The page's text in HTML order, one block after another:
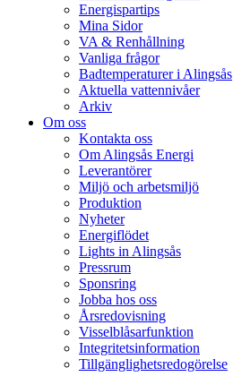
Energispartips
Mina Sidor
VA & Renhållning
Vanliga frågor
Badtemperaturer i Alingsås
Aktuella vattennivåer
Arkiv
Om oss
Kontakta oss
Om Alingsås Energi
Leverantörer
Miljö och arbetsmiljö
Produktion
Nyheter
Energiflödet
Lights in Alingsås
Pressrum
Sponsring
Jobba hos oss
Årsredovisning
Visselblåsarfunktion
Integritetsinformation
Tillgänglighetsredogörelse